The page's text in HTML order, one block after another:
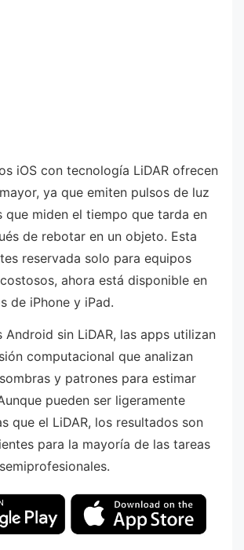
iOS con tecnología LiDAR ofrecen
ya que emiten pulsos de luz
que miden el tiempo que tarda en
de rebotar en un objeto. Esta
reservada solo para equipos
ahora está disponible en
de iPhone y iPad.
Android sin LiDAR, las apps utilizan
computacional que analizan
y patrones para estimar
pueden ser ligeramente
que el LiDAR, los resultados son
para la mayoría de las tareas